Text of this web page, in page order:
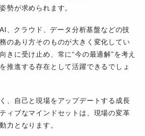
勢が求められます。
、クラウド、データ分析基盤などの技
のあり方そのものが大きく変化してい
きに受け止め、常に“今の最適解”を考え
推進する存在として活躍できるでしょ
、自己と現場をアップデートする成長
ィブなマインドセットは、現場の変革
力となります。